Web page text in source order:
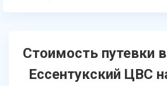
Стоимость путевки
Ессентукский ЦВС